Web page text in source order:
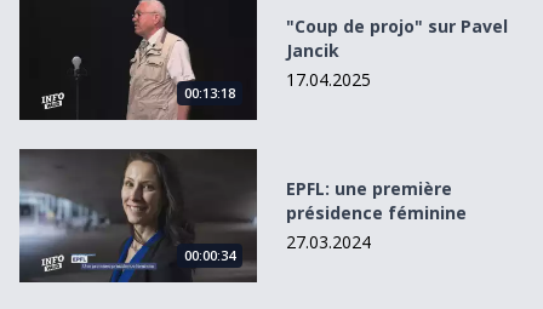
00:13:18
"Coup de projo" sur Pavel
Jancik
17.04.2025
EPFL: une première présidence féminine
00:00:34
EPFL: une première
présidence féminine
27.03.2024